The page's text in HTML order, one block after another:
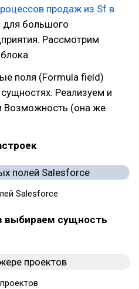
продаж из Sf в
для большого
Рассмотрим
поля (Formula field)
Реализуем и
Возможность (она же
Salesforce
выбираем сущность